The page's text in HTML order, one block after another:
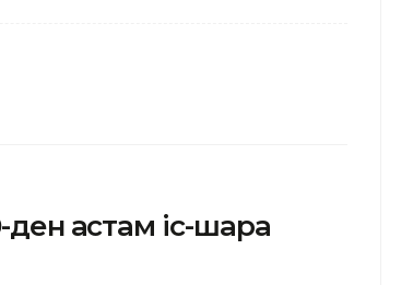
ден астам іс-шара